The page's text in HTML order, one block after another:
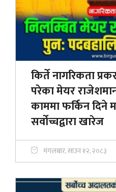
किर्ते नागरिकता
परेका मेयर
काममा फर्किन दिने
सर्वोच्चद्वारा खारेज
मंगलबार, साउन १२, २०८३